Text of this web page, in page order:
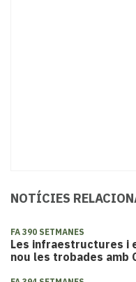
NOTÍCIES
FA 390 SETMANES
Les infraestructures i
nou les trobades amb